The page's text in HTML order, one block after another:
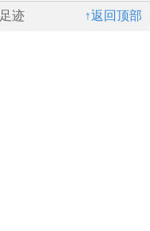
↑返回顶部
足迹